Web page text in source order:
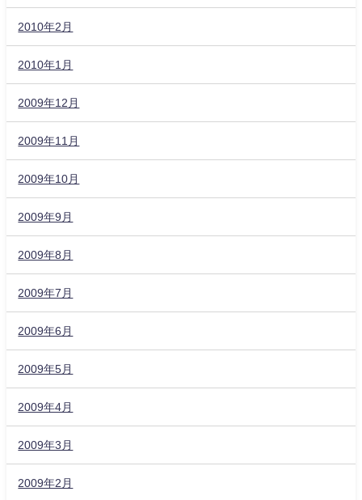
2010年2月
2010年1月
2009年12月
2009年11月
2009年10月
2009年9月
2009年8月
2009年7月
2009年6月
2009年5月
2009年4月
2009年3月
2009年2月